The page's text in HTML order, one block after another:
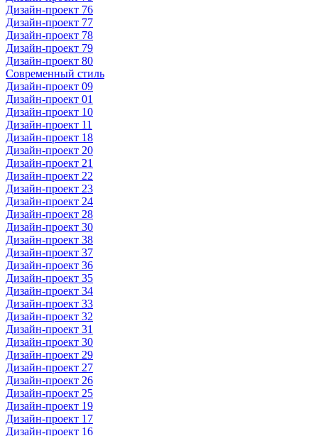
Дизайн-проект 76
Дизайн-проект 77
Дизайн-проект 78
Дизайн-проект 79
Дизайн-проект 80
Современный стиль
Дизайн-проект 09
Дизайн-проект 01
Дизайн-проект 10
Дизайн-проект 11
Дизайн-проект 18
Дизайн-проект 20
Дизайн-проект 21
Дизайн-проект 22
Дизайн-проект 23
Дизайн-проект 24
Дизайн-проект 28
Дизайн-проект 30
Дизайн-проект 38
Дизайн-проект 37
Дизайн-проект 36
Дизайн-проект 35
Дизайн-проект 34
Дизайн-проект 33
Дизайн-проект 32
Дизайн-проект 31
Дизайн-проект 30
Дизайн-проект 29
Дизайн-проект 27
Дизайн-проект 26
Дизайн-проект 25
Дизайн-проект 19
Дизайн-проект 17
Дизайн-проект 16